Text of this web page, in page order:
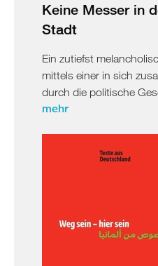
Keine Messer in
Stadt
Ein zutiefst
mittels einer in sich
durch die politische
mehr